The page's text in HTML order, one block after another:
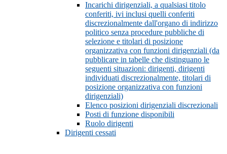
Incarichi dirigenziali, a qualsiasi titolo
conferiti, ivi inclusi quelli conferiti
discrezionalmente dall'organo di indirizzo
politico senza procedure pubbliche di
selezione e titolari di posizione
organizzativa con funzioni dirigenziali (da
pubblicare in tabelle che distinguano le
seguenti situazioni: dirigenti, dirigenti
individuati discrezionalmente, titolari di
posizione organizzativa con funzioni
dirigenziali)
Elenco posizioni dirigenziali discrezionali
Posti di funzione disponibili
Ruolo dirigenti
Dirigenti cessati